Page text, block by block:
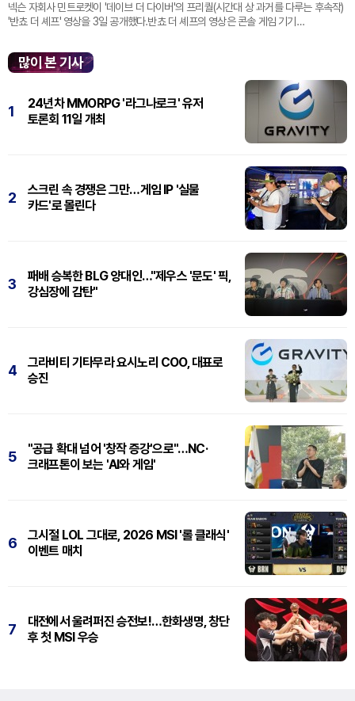
넥슨 자회사 민트로켓이 '데이브 더 다이버'의 프리퀄(시간대 상 과거를 다루는 후속작)
'반쵸 더 셰프' 영상을 3일 공개했다.반쵸 더 셰프의 영상은 콘솔 게임 기기
많이 본 기사
1
24년차 MMORPG '라그나로크' 유저
토론회 11일 개최
2
스크린 속 경쟁은 그만…게임 IP '실물
카드'로 몰린다
3
패배 승복한 BLG 양대인…"제우스 '문도' 픽,
강심장에 감탄"
4
그라비티 기타무라 요시노리 COO, 대표로
승진
5
"공급 확대 넘어 '창작 증강'으로"…NC·
크래프톤이 보는 'AI와 게임'
6
그시절 LOL 그대로, 2026 MSI '롤 클래식'
이벤트 매치
7
대전에서 울려퍼진 승전보!…한화생명, 창단
후 첫 MSI 우승